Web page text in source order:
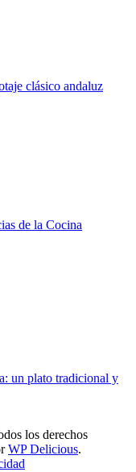
clásico andaluz
de la Cocina
un plato tradicional y
los derechos
WP Delicious.